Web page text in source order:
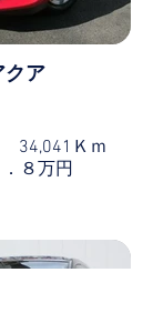
ア
34,041Ｋｍ
８万円